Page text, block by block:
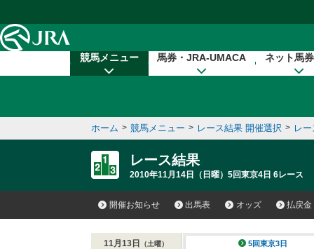
競馬メニュー 馬券・JRA-UMACA ネット馬
ホーム > 競馬メニュー > レース結果 開催選択 > レ
レース結果
2010年11月14日（日曜）5回東京4日 6レース
開催お知らせ 出馬表 オッズ 払戻金
11月13日 （土曜） 5回東京3日